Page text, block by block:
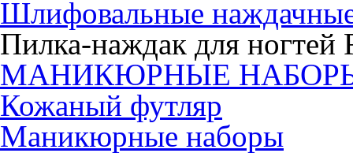
Шлифовальные
Пилка-наждак для ногтей
МАНИКЮРНЫЕ
Кожаный футляр
Маникюрные наборы